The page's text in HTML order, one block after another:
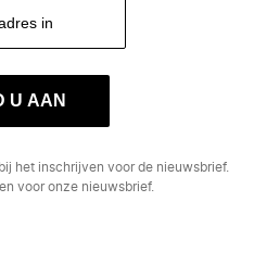
U AAN
bij het inschrijven voor de nieuwsbrief.
voor onze nieuwsbrief.